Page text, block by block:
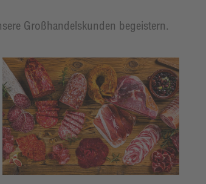
Großhandelskunden begeistern.